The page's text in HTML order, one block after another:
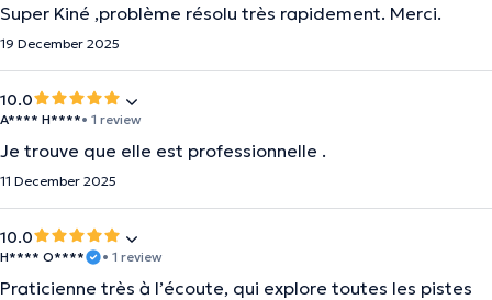
Super Kiné ,problème résolu très rapidement. Merci.
19 December 2025
10.0
A**** H****• 1 review
Je trouve que elle est professionnelle .
11 December 2025
10.0
H**** O**** • 1 review
Praticienne très à l’écoute, qui explore toutes les pistes